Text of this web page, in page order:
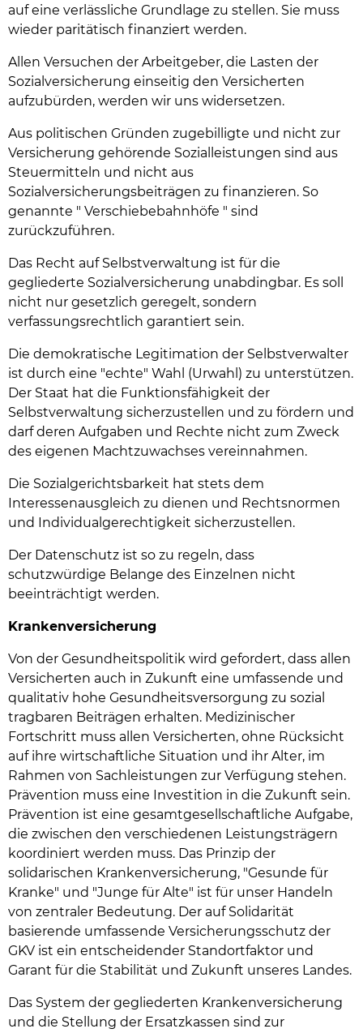
auf eine verlässliche Grundlage zu stellen. Sie muss
wieder paritätisch finanziert werden.
Allen Versuchen der Arbeitgeber, die Lasten der
Sozialversicherung einseitig den Versicherten
aufzubürden, werden wir uns widersetzen.
Aus politischen Gründen zugebilligte und nicht zur
Versicherung gehörende Sozialleistungen sind aus
Steuermitteln und nicht aus
Sozialversicherungsbeiträgen zu finanzieren. So
genannte " Verschiebebahnhöfe " sind
zurückzuführen.
Das Recht auf Selbstverwaltung ist für die
gegliederte Sozialversicherung unabdingbar. Es soll
nicht nur gesetzlich geregelt, sondern
verfassungsrechtlich garantiert sein.
Die demokratische Legitimation der Selbstverwalter
ist durch eine "echte" Wahl (Urwahl) zu unterstützen.
Der Staat hat die Funktionsfähigkeit der
Selbstverwaltung sicherzustellen und zu fördern und
darf deren Aufgaben und Rechte nicht zum Zweck
des eigenen Machtzuwachses vereinnahmen.
Die Sozialgerichtsbarkeit hat stets dem
Interessenausgleich zu dienen und Rechtsnormen
und Individualgerechtigkeit sicherzustellen.
Der Datenschutz ist so zu regeln, dass
schutzwürdige Belange des Einzelnen nicht
beeinträchtigt werden.
Krankenversicherung
Von der Gesundheitspolitik wird gefordert, dass allen
Versicherten auch in Zukunft eine umfassende und
qualitativ hohe Gesundheitsversorgung zu sozial
tragbaren Beiträgen erhalten. Medizinischer
Fortschritt muss allen Versicherten, ohne Rücksicht
auf ihre wirtschaftliche Situation und ihr Alter, im
Rahmen von Sachleistungen zur Verfügung stehen.
Prävention muss eine Investition in die Zukunft sein.
Prävention ist eine gesamtgesellschaftliche Aufgabe,
die zwischen den verschiedenen Leistungsträgern
koordiniert werden muss. Das Prinzip der
solidarischen Krankenversicherung, "Gesunde für
Kranke" und "Junge für Alte" ist für unser Handeln
von zentraler Bedeutung. Der auf Solidarität
basierende umfassende Versicherungsschutz der
GKV ist ein entscheidender Standortfaktor und
Garant für die Stabilität und Zukunft unseres Landes.
Das System der gegliederten Krankenversicherung
und die Stellung der Ersatzkassen sind zur